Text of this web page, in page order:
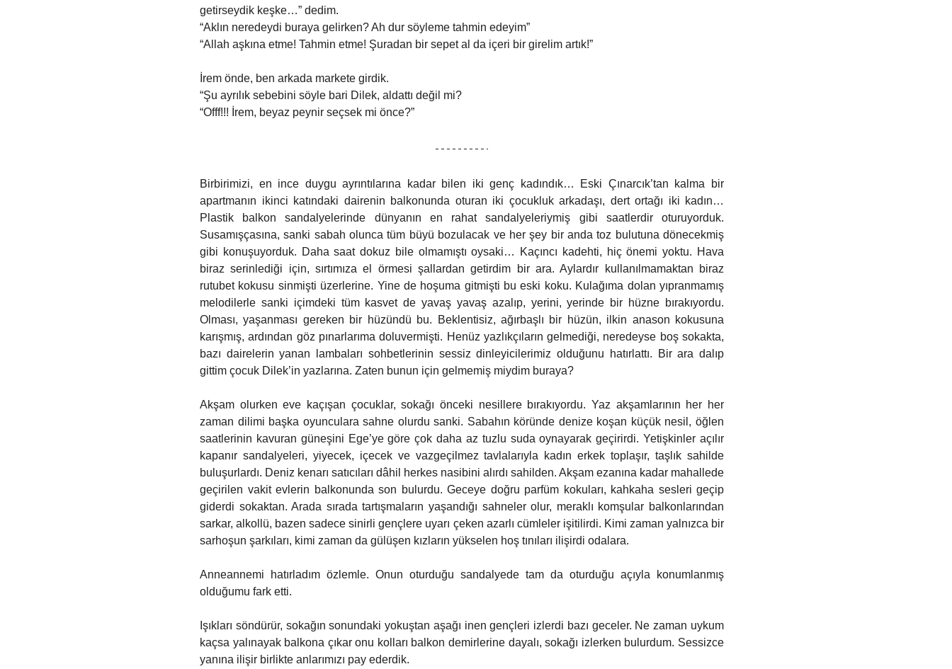
getirseydik keşke…” dedim.
“Aklın neredeydi buraya gelirken? Ah dur söyleme tahmin edeyim”
“Allah aşkına etme! Tahmin etme! Şuradan bir sepet al da içeri bir girelim artık!”
İrem önde, ben arkada markete girdik.
“Şu ayrılık sebebini söyle bari Dilek, aldattı değil mi?
“Offf!!! İrem, beyaz peynir seçsek mi önce?”
Birbirimizi, en ince duygu ayrıntılarına kadar bilen iki genç kadındık… Eski Çınarcık’tan kalma bir
apartmanın ikinci katındaki dairenin balkonunda oturan iki çocukluk arkadaşı, dert ortağı iki kadın…
Plastik balkon sandalyelerinde dünyanın en rahat sandalyeleriymiş gibi saatlerdir oturuyorduk.
Susamışçasına, sanki sabah olunca tüm büyü bozulacak ve her şey bir anda toz bulutuna dönecekmiş
gibi konuşuyorduk. Daha saat dokuz bile olmamıştı oysaki… Kaçıncı kadehti, hiç önemi yoktu. Hava
biraz serinlediği için, sırtımıza el örmesi şallardan getirdim bir ara. Aylardır kullanılmamaktan biraz
rutubet kokusu sinmişti üzerlerine. Yine de hoşuma gitmişti bu eski koku. Kulağıma dolan yıpranmamış
melodilerle sanki içimdeki tüm kasvet de yavaş yavaş azalıp, yerini, yerinde bir hüzne bırakıyordu.
Olması, yaşanması gereken bir hüzündü bu. Beklentisiz, ağırbaşlı bir hüzün, ilkin anason kokusuna
karışmış, ardından göz pınarlarıma doluvermişti. Henüz yazlıkçıların gelmediği, neredeyse boş sokakta,
bazı dairelerin yanan lambaları sohbetlerinin sessiz dinleyicilerimiz olduğunu hatırlattı. Bir ara dalıp
gittim çocuk Dilek’in yazlarına. Zaten bunun için gelmemiş miydim buraya?
Akşam olurken eve kaçışan çocuklar, sokağı önceki nesillere bırakıyordu. Yaz akşamlarının her her
zaman dilimi başka oyunculara sahne olurdu sanki. Sabahın köründe denize koşan küçük nesil, öğlen
saatlerinin kavuran güneşini Ege’ye göre çok daha az tuzlu suda oynayarak geçirirdi. Yetişkinler açılır
kapanır sandalyeleri, yiyecek, içecek ve vazgeçilmez tavlalarıyla kadın erkek toplaşır, taşlık sahilde
buluşurlardı. Deniz kenarı satıcıları dâhil herkes nasibini alırdı sahilden. Akşam ezanına kadar mahallede
geçirilen vakit evlerin balkonunda son bulurdu. Geceye doğru parfüm kokuları, kahkaha sesleri geçip
giderdi sokaktan. Arada sırada tartışmaların yaşandığı sahneler olur, meraklı komşular balkonlarından
sarkar, alkollü, bazen sadece sinirli gençlere uyarı çeken azarlı cümleler işitilirdi. Kimi zaman yalnızca bir
sarhoşun şarkıları, kimi zaman da gülüşen kızların yükselen hoş tınıları ilişirdi odalara.
Anneannemi hatırladım özlemle. Onun oturduğu sandalyede tam da oturduğu açıyla konumlanmış
olduğumu fark etti.
Işıkları söndürür, sokağın sonundaki yokuştan aşağı inen gençleri izlerdi bazı geceler. Ne zaman uykum
kaçsa yalınayak balkona çıkar onu kolları balkon demirlerine dayalı, sokağı izlerken bulurdum. Sessizce
yanına ilişir birlikte anlarımızı pay ederdik.